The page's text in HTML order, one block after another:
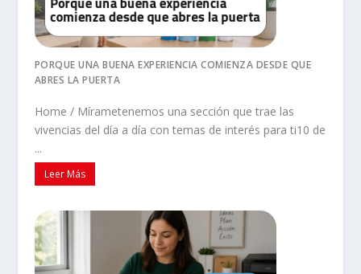
PORQUE UNA BUENA EXPERIENCIA COMIENZA DESDE QUE
ABRES LA PUERTA
Home / Mírametenemos una sección que trae las
vivencias del día a día con temas de interés para ti10 de
...
Leer Más